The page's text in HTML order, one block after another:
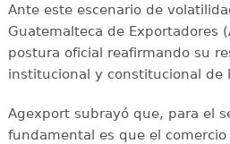
Ante este escenario de
Guatemalteca de Exportadores
postura oficial reafirmando su
institucional y constitucional de
Agexport subrayó que, para el
fundamental es que el